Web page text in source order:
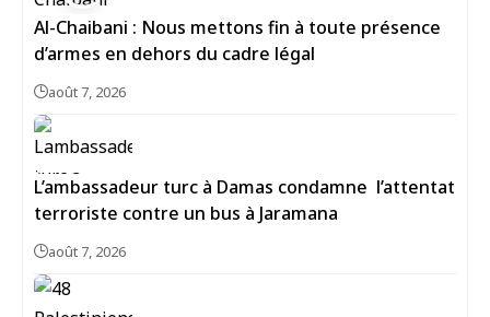
Al-Chaibani : Nous mettons fin à toute présence
d’armes en dehors du cadre légal
août 7, 2026
L’ambassadeur turc à Damas condamne l’attentat
terroriste contre un bus à Jaramana
août 7, 2026